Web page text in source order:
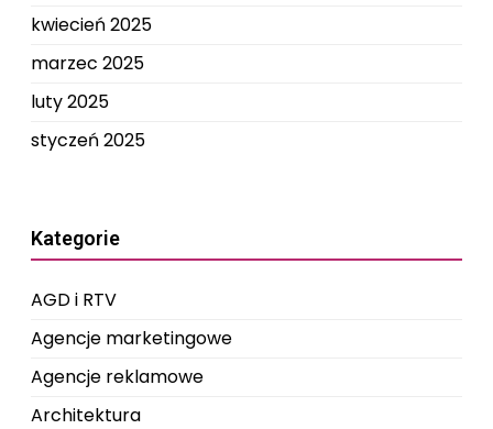
kwiecień 2025
marzec 2025
luty 2025
styczeń 2025
Kategorie
AGD i RTV
Agencje marketingowe
Agencje reklamowe
Architektura